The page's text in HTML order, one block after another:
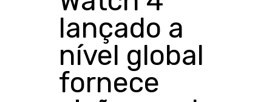
lançado a
nível global
fornece